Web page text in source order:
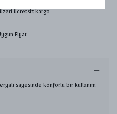
üzeri ücretsiz kargo
Fiyat
sayesinde konforlu bir kullanım